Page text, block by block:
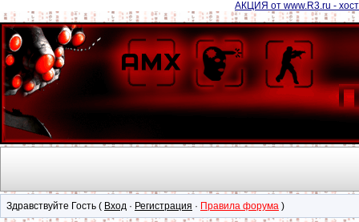
АКЦИЯ от www.R3.ru -
Здравствуйте Гость ( Вход · Регистрация · Правила форума )